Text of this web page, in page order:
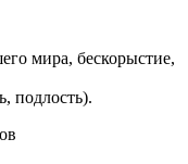
мира, бескорыстие,
подлость).